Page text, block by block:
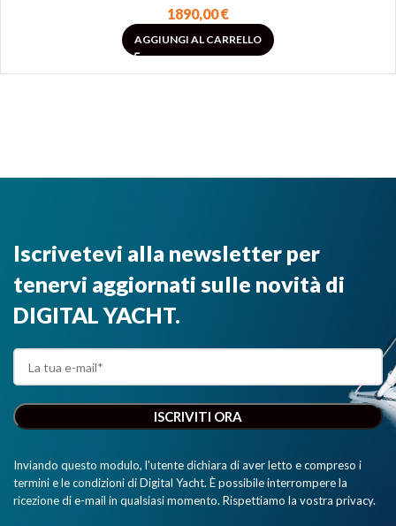
1890,00€
AGGIUNGI AL CARRELLO
Iscrivetevi alla newsletter per
tenervi aggiornati sulle novità di
DIGITAL YACHT.
Inviando questo modulo, l'utente dichiara di aver letto e compreso i
termini e le condizioni di Digital Yacht. È possibile interrompere la
ricezione di e-mail in qualsiasi momento. Rispettiamo la vostra privacy.